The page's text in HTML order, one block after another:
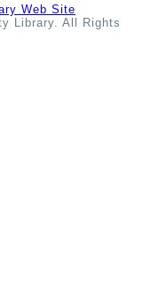
Web Site
Library. All Rights